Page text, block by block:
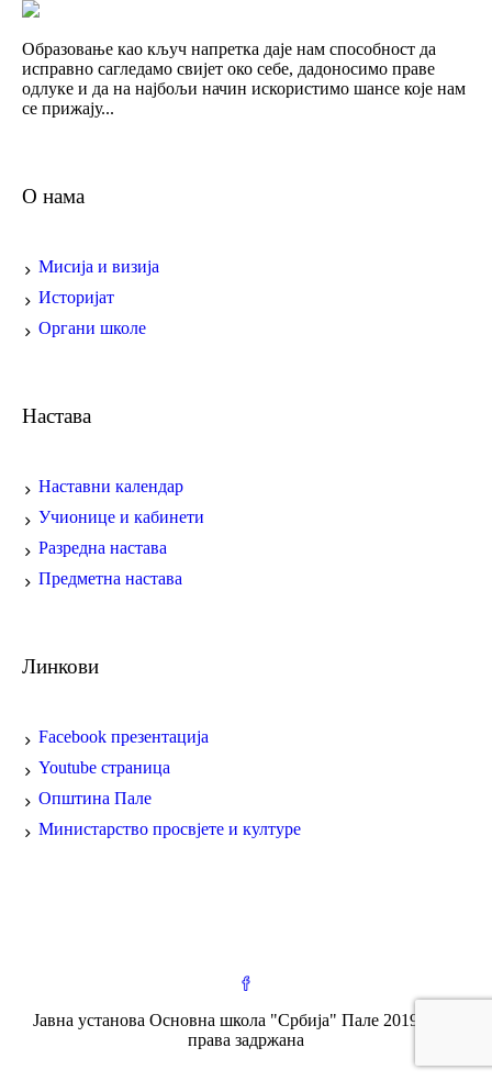
Образовање као кључ напретка даје нам способност да
исправно сагледамо свијет око себе, дадоносимо праве
одлуке и да на најбољи начин искористимо шансе које нам
се прижају...
О нама
Мисија и визија
Историјат
Органи школе
Настава
Наставни календар
Учионице и кабинети
Разредна настава
Предметна настава
Линкови
Facebook презентација
Youtube страница
Општина Пале
Министарство просвјете и културе
Јавна установа Основна школа "Србија" Пале 2019 / Сва
права задржана